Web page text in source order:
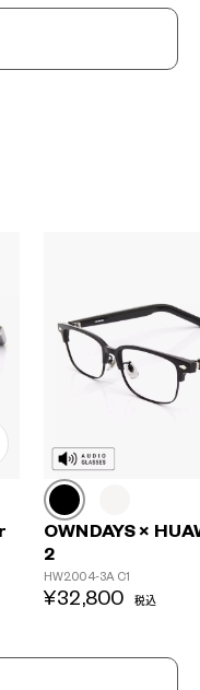
OWNDAYS ×
2
HW2004-3A C1
¥32,800 税込